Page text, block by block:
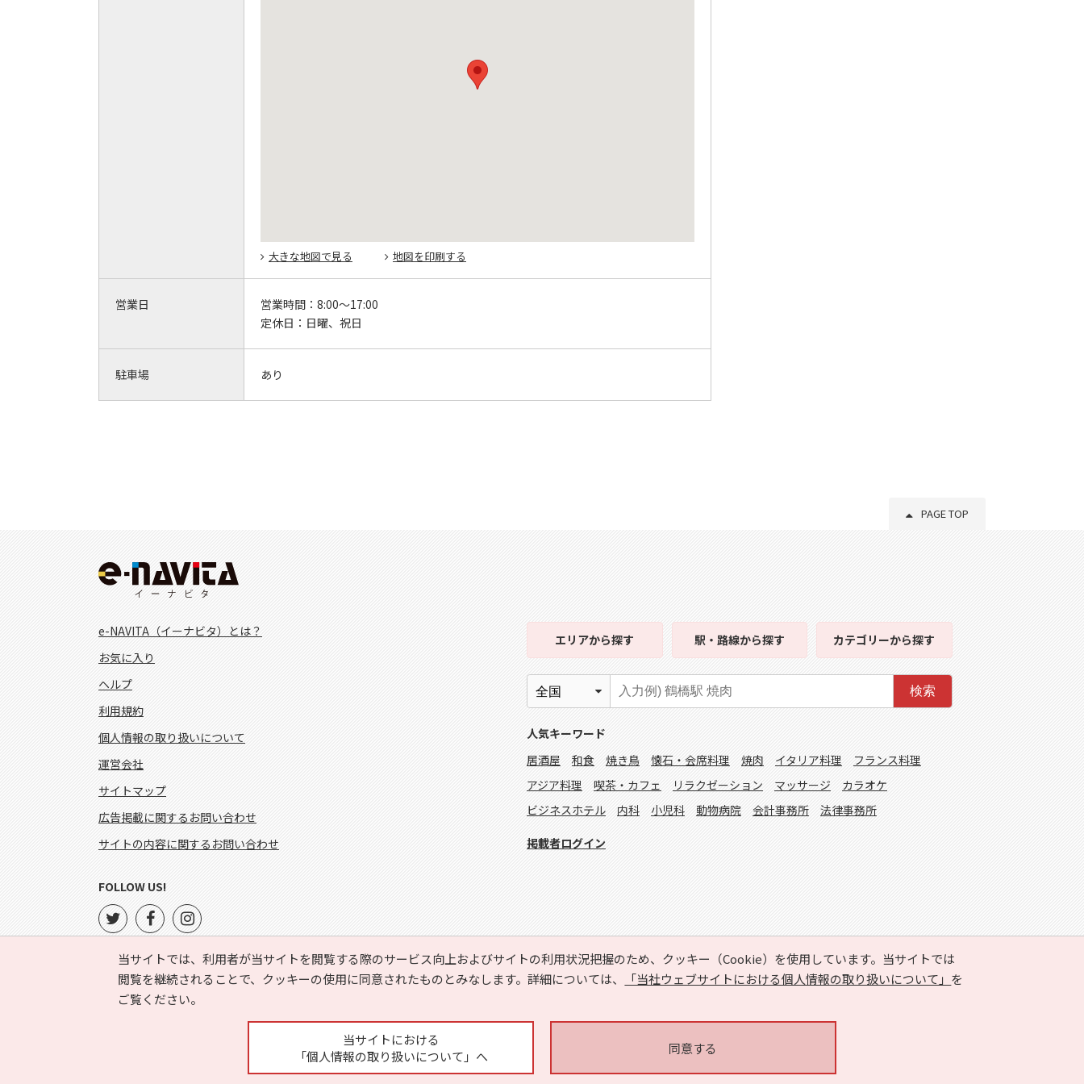
大きな地図で見る 地図を印刷する
営業日 営業時間： 8:00～17:00
定休日： 日曜、祝日
駐車場 あり
PAGE TOP
当サイトでは、利用者が当サイトを閲覧する際のサービス向上およびサイトの利用状況把握のため、クッキー（Cookie）を使用しています。当サイトでは
閲覧を継続されることで、クッキーの使用に同意されたものとみなします。詳細については、
「当社ウェブサイトにおける個人情報の取り扱いについて」 を
ご覧ください。
当サイトにおける
「個人情報の取り扱いについて」へ
同意する
e-NAVITA（イーナビタ）とは？
お気に入り
ヘルプ
利用規約
個人情報の取り扱いについて
運営会社
サイトマップ
広告掲載に関するお問い合わせ
サイトの内容に関するお問い合わせ
エリアから探す 駅・路線から探す カテゴリーから探す
検索
人気キーワード
居酒屋
和食 焼き鳥 懐石・会席料理 焼肉 イタリア料理
フランス料理
アジア料理
喫茶・カフェ リラクゼーション マッサージ
カラオケ
ビジネスホテル
内科 小児科 動物病院 会計事務所 法律事務所
掲載者ログイン
FOLLOW US!
Copyright © HYOJITO.Co.,Ltd. All Rights Reserved.